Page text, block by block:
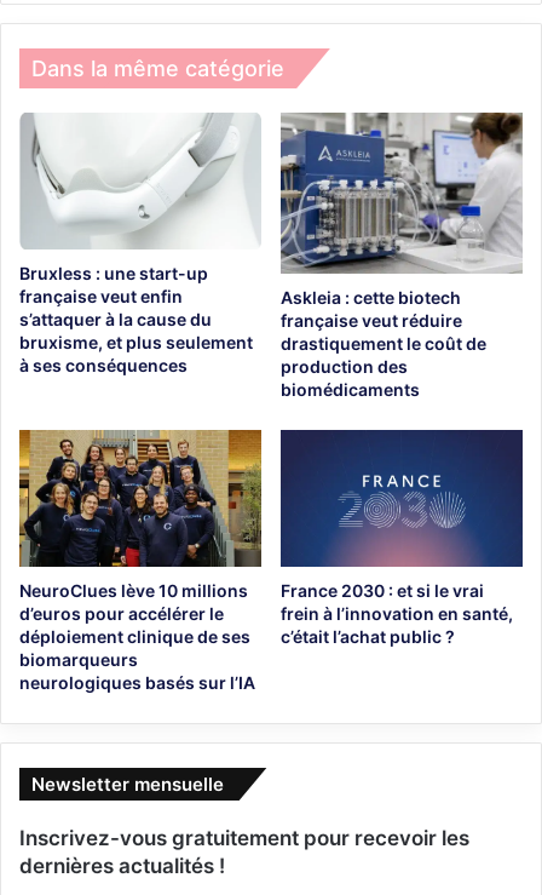
Dans la même catégorie
Bruxless : une start-up
française veut enfin
s’attaquer à la cause du
bruxisme, et plus seulement
à ses conséquences
Askleia : cette biotech
française veut réduire
drastiquement le coût de
production des
biomédicaments
NeuroClues lève 10 millions
d’euros pour accélérer le
déploiement clinique de ses
biomarqueurs
neurologiques basés sur l’IA
France 2030 : et si le vrai
frein à l’innovation en santé,
c’était l’achat public ?
Newsletter mensuelle
Inscrivez-vous gratuitement pour recevoir les
dernières actualités !